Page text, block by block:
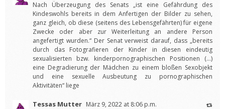
Nach Überzeugung des Senats „ist eine Gefährdung des
Kindeswohls bereits in dem Anfertigen der Bilder zu sehen,
ganz gleich, ob diese (seitens des Lebensgefährten) für eigene
Zwecke oder aber zur Weiterleitung an andere Person
angefertigt wurden.“ Der Senat verweist darauf, dass „bereits
durch das Fotografieren der Kinder in diesen eindeutig
sexualisierten bzw. kinderpornographischen Positionen (…)
eine Degradierung der Mädchen zu einem bloßen Sexobjekt
und eine sexuelle Ausbeutung zu pornographischen
Aktivitäten“ liege
Tessas Mutter März 9, 2022 at 8:06 p.m.